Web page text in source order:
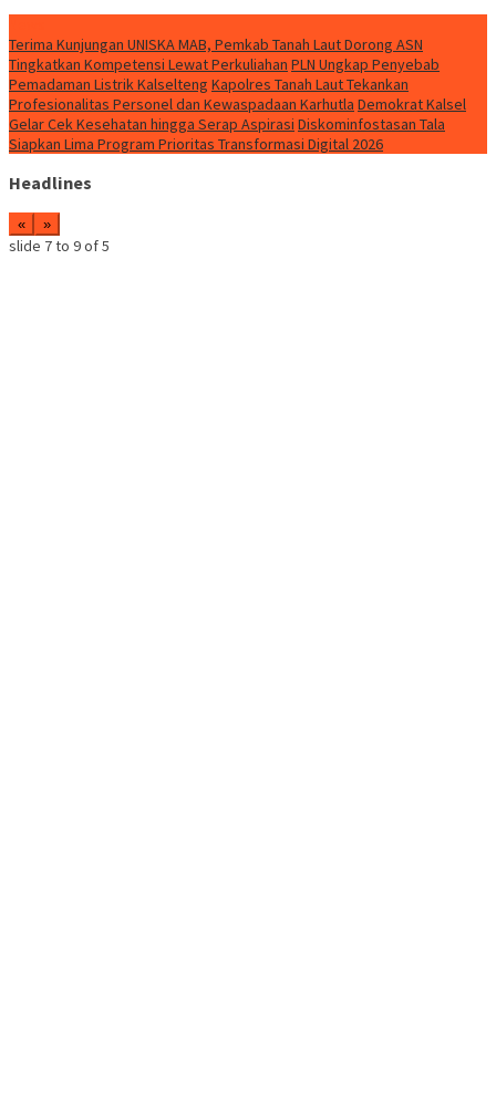
Terima Kunjungan UNISKA MAB, Pemkab Tanah Laut Dorong ASN
Tingkatkan Kompetensi Lewat Perkuliahan PLN Ungkap Penyebab
Pemadaman Listrik Kalselteng Kapolres Tanah Laut Tekankan
Profesionalitas Personel dan Kewaspadaan Karhutla Demokrat Kalsel
Gelar Cek Kesehatan hingga Serap Aspirasi Diskominfostasan Tala
Siapkan Lima Program Prioritas Transformasi Digital 2026
Headlines
« »
slide 8 to 10of 5